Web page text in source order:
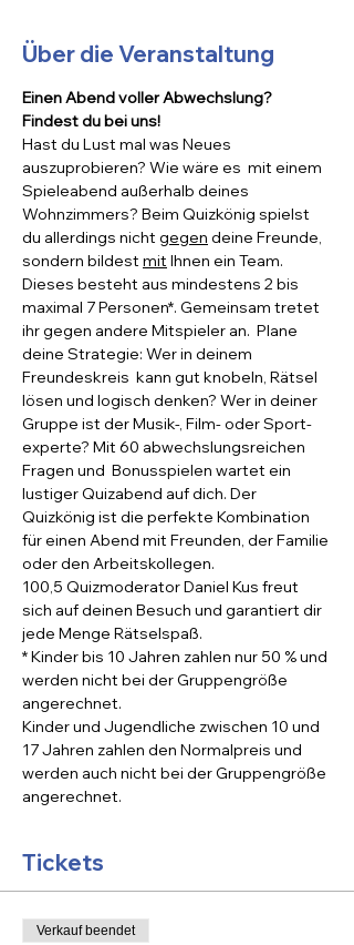
Über die Veranstaltung
Einen Abend voller Abwechslung?
Findest du bei uns!
Hast du Lust mal was Neues
auszuprobieren? Wie wäre es  mit einem
Spieleabend außerhalb deines
Wohnzimmers? Beim Quizkönig spielst
du allerdings nicht gegen deine Freunde,
sondern bildest mit Ihnen ein Team.
Dieses besteht aus mindestens 2 bis
maximal 7 Personen*. Gemeinsam tretet
ihr gegen andere Mitspieler an.  Plane
deine Strategie: Wer in deinem
Freundeskreis  kann gut knobeln, Rätsel
lösen und logisch denken? Wer in deiner
Gruppe ist der Musik-, Film- oder Sport-
experte? Mit 60 abwechslungsreichen
Fragen und  Bonusspielen wartet ein
lustiger Quizabend auf dich. Der
Quizkönig ist die perfekte Kombination
für einen Abend mit Freunden, der Familie
oder den Arbeitskollegen.
100,5 Quizmoderator Daniel Kus freut
sich auf deinen Besuch und garantiert dir
jede Menge Rätselspaß.
* Kinder bis 10 Jahren zahlen nur 50 % und
werden nicht bei der Gruppengröße
angerechnet.
Kinder und Jugendliche zwischen 10 und
17 Jahren zahlen den Normalpreis und
werden auch nicht bei der Gruppengröße
angerechnet.
Tickets
Verkauf beendet